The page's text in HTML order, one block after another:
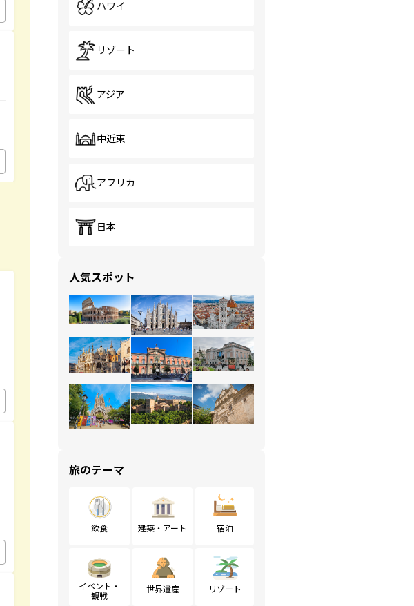
ハワイ
リゾート
アジア
中近東
アフリカ
日本
人気スポット
旅のテーマ
飲食 建築・アート 宿泊
イベント・
観戦
世界遺産 リゾート